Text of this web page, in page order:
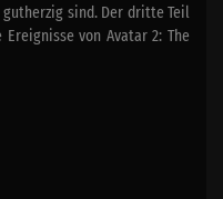
sind. Der dritte Teil
von Avatar 2: The